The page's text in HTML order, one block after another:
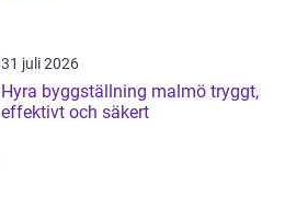
31 juli 2026
Hyra byggställning malmö tryggt,
effektivt och säkert